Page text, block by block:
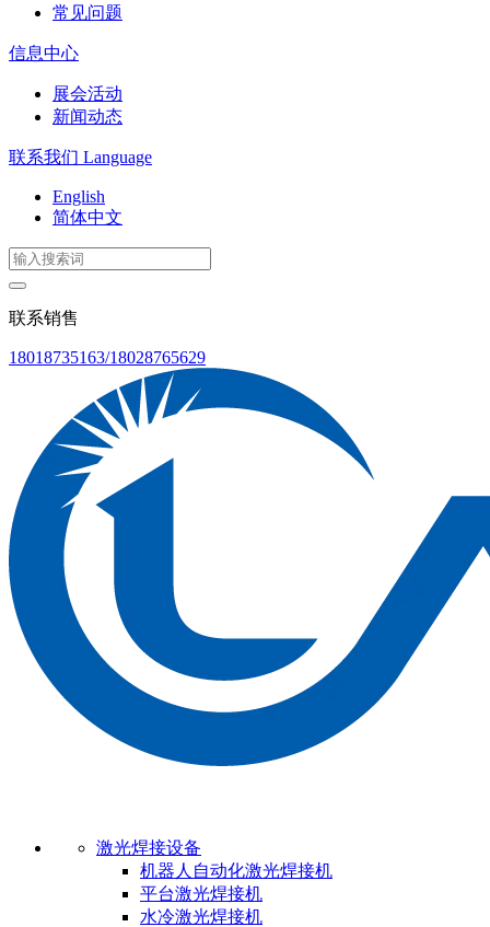
常见问题
信息中心
展会活动
新闻动态
联系我们 Language
English
简体中文
联系销售
18018735163/18028765629
激光焊接设备
机器人自动化激光焊接机
平台激光焊接机
水冷激光焊接机